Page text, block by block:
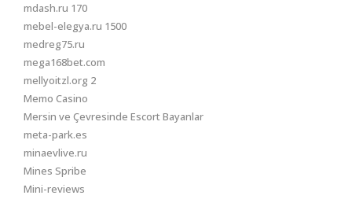
mdash.ru 170
mebel-elegya.ru 1500
medreg75.ru
mega168bet.com
mellyoitzl.org 2
Memo Casino
Mersin ve Çevresinde Escort Bayanlar
meta-park.es
minaevlive.ru
Mines Spribe
Mini-reviews